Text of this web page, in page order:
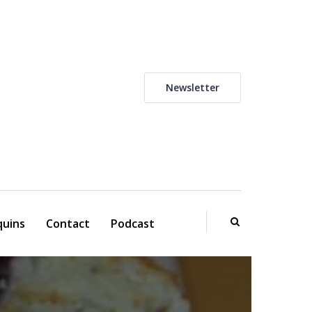
Newsletter
Contact Podcast